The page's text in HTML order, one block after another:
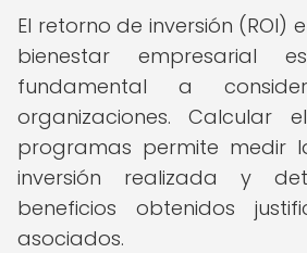
El retorno de inversión (ROI)
bienestar empresarial
fundamental a
organizaciones. Calcular
programas permite medir
inversión realizada y
beneficios obtenidos
asociados.